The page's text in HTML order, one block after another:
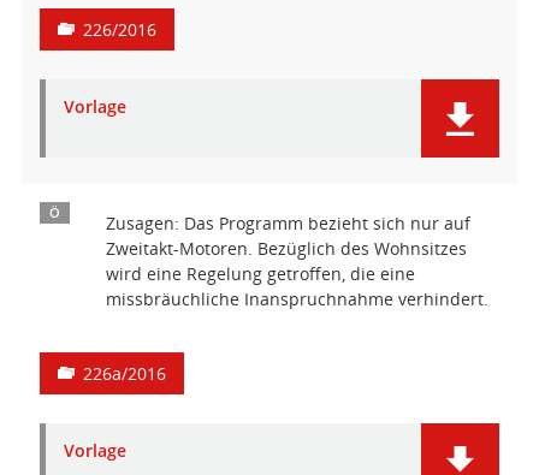
226/2016
Vorlage
Ö
Zusagen: Das Programm bezieht sich nur auf
Zweitakt-Motoren. Bezüglich des Wohnsitzes
wird eine Regelung getroffen, die eine
missbräuchliche Inanspruchnahme verhindert.
226a/2016
Vorlage